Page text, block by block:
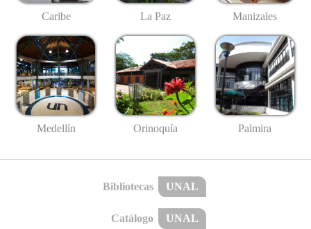
Caribe La Paz Manizales
Medellín Orinoquía Palmira
Bibliotecas UNAL
Catálogo UNAL